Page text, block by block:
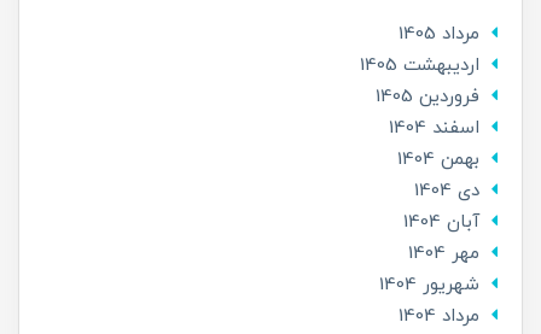
مرداد 1405
ارديبهشت 1405
فروردین 1405
اسفند 1404
بهمن 1404
دی 1404
آبان 1404
مهر 1404
شهریور 1404
مرداد 1404